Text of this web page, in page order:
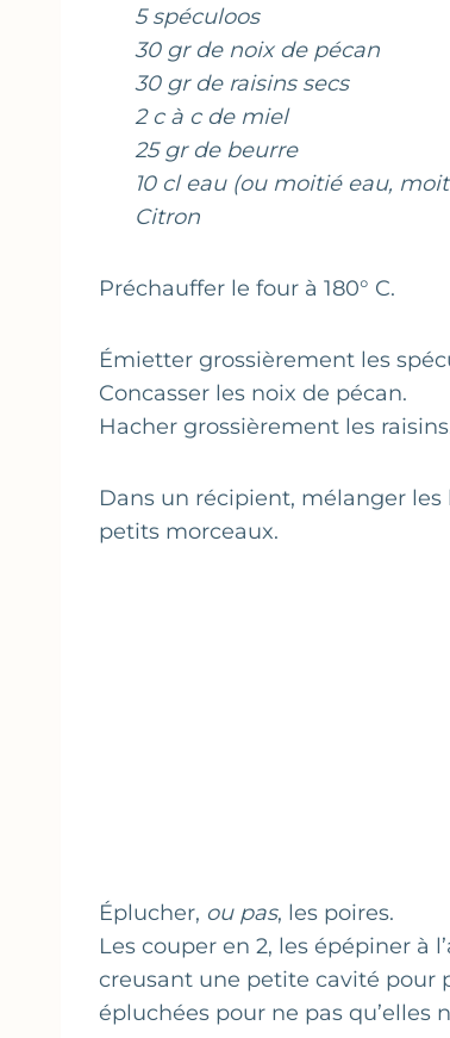
5 spéculoos
30 gr de noix de pécan
30 gr de raisins secs
2 c à c de miel
25 gr de beurre
10 cl eau (ou moitié eau,
Citron
Préchauffer le four à 180° C.
Émietter grossièrement les
Concasser les noix de pécan.
Hacher grossièrement les
Dans un récipient, mélanger
petits morceaux.
Éplucher, ou pas, les poires.
Les couper en 2, les épépiner à
creusant une petite cavité pour
épluchées pour ne pas qu’elles